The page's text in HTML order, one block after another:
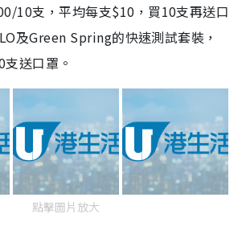
10支，平均每支$10，買10支再送口
及Green Spring的快速測試套裝，
送口罩。
點擊圖片放大